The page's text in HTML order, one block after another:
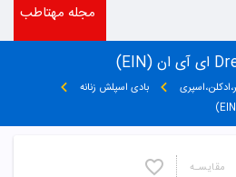
مجله مهتاطب
بادی اسپلش زنانه
مقایسـه